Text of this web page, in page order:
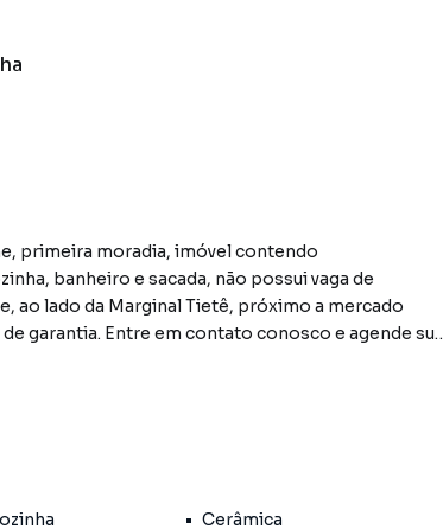
imóvel contendo
banheiro e sacada, não possui vaga de
garantia. Entre em contato conosco e agende sua
sobre Apartamento em São Paulo? Entre em
Cerâmica